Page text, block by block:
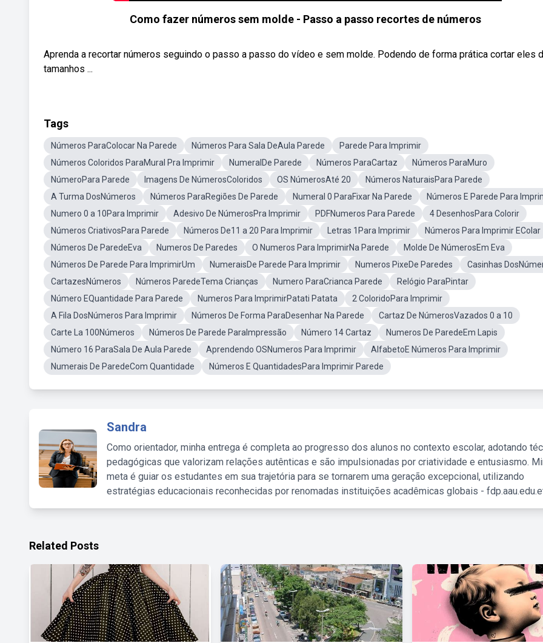
Como fazer números sem molde - Passo a passo recortes de números
Aprenda a recortar números seguindo o passo a passo do vídeo e sem molde. Podendo de forma prática cortar eles
tamanhos ...
Tags
Números ParaColocar Na Parede Números Para Sala DeAula Parede
Parede Para Imprimir
Números Coloridos ParaMural Pra Imprimir
NumeralDe Parede Números ParaCartaz
Números ParaMuro
NúmeroPara Parede
Imagens De NúmerosColoridos OS NúmerosAté 20
Números NaturaisPara Parede
A Turma DosNúmeros
Números ParaRegiões De Parede Numeral 0 ParaFixar Na Parede
Números E Parede Para
Numero 0 a 10Para Imprimir
Adesivo De NúmerosPra Imprimir PDFNumeros Para Parede
4 DesenhosPara Colorir
Números CriativosPara Parede
Números De11 a 20 Para Imprimir Letras 1Para Imprimir
Números Para Imprimir EColar
Números De ParedeEva
Numeros De Paredes O Numeros Para ImprimirNa Parede
Molde De NúmerosEm Eva
Números De Parede Para ImprimirUm
NumeraisDe Parede Para Imprimir Numeros PixeDe Paredes
Casinhas
CartazesNúmeros
Números ParedeTema Crianças Numero ParaCrianca Parede
Relógio ParaPintar
Número EQuantidade Para Parede
Numeros Para ImprimirPatati Patata
2 ColoridoPara Imprimir
A Fila DosNúmeros Para Imprimir
Números De Forma ParaDesenhar Na Parede
Cartaz De NúmerosVazados 0 a 10
Carte La 100Números
Números De Parede ParaImpressão Número 14 Cartaz
Numeros De ParedeEm Lapis
Número 16 ParaSala De Aula Parede
Aprendendo OSNumeros Para Imprimir
AlfabetoE Números Para Imprimir
Numerais De ParedeCom Quantidade
Números E QuantidadesPara Imprimir Parede
Sandra
Como orientador, minha entrega é completa ao progresso dos alunos no contexto escolar, adotando
pedagógicas que valorizam relações autênticas e são impulsionadas por criatividade e entusiasmo.
meta é guiar os estudantes em sua trajetória para se tornarem uma geração excepcional, utilizando
estratégias educacionais reconhecidas por renomadas instituições acadêmicas globais -
Related Posts